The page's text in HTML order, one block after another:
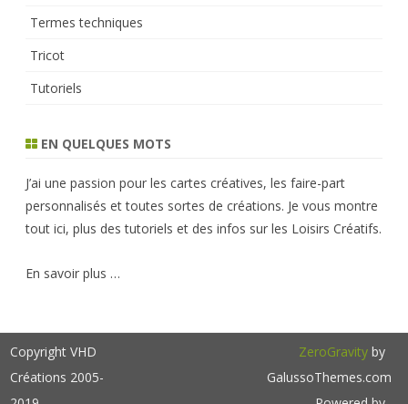
Termes techniques
Tricot
Tutoriels
EN QUELQUES MOTS
J’ai une passion pour les cartes créatives, les faire-part
personnalisés et toutes sortes de créations. Je vous montre
tout ici, plus des tutoriels et des infos sur les Loisirs Créatifs.
En savoir plus …
Copyright VHD
Créations 2005-
ZeroGravityby
GalussoThemes.com